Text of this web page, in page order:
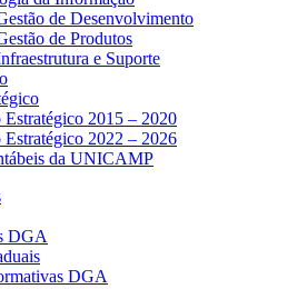
de Desenvolvimento
de Produtos
e Suporte
Estratégico 2015 – 2020
Estratégico 2022 – 2026
da UNICAMP
DGA
DGA